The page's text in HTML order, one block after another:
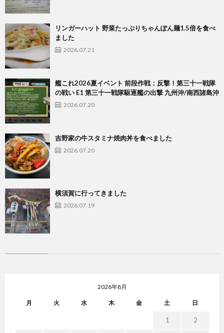
リンガーハット 野菜たっぷりちゃんぽん麺1.5倍を食べ
ました
2026.07.21
艦これ2026夏イベント 前段作戦：反撃！第三十一戦隊
の戦い E1 第三十一戦隊駆逐艦の出撃 九州沖/南西諸島沖
2026.07.20
吉野家の牛スタミナ焼肉丼を食べました
2026.07.20
横須賀に行ってきました
2026.07.19
2026年8月
月 火 水 木 金 土 日
1 2